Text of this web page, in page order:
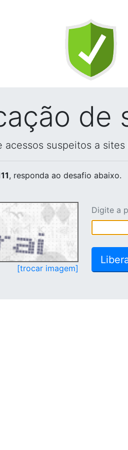
de
suspeitos a
, responda ao desafio abaixo.
[trocar imagem]
Digite a